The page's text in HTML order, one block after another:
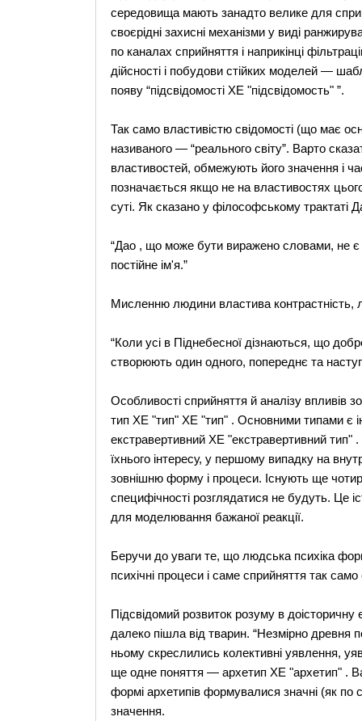
середовища мають занадто велике для
своєрідні захисні механізми у виді
по каналах сприйняття і наприкінці
дійсності і побудови стійких моделей —
появу “підсвідомості XE "підсвідомость" ”.
Так само властивістю свідомості (що має
називаного — “реального світу”. Варто
властивостей, обмежують його значення і
позначається якщо не на властивостях
суті. Як сказано у філософському трактаті
“Дао , що може бути виражено словами, не
постійне ім'я.”
Мисленню людини властива контрастність,
“Коли усі в Піднебесної дізнаються, що
створюють один одного, попереднє та
Особливості сприйняття й аналізу впливів
тип XE "тип" XE "тип" . Основними типами є
екстравертивний XE "екстравертивний тип"
їхнього інтересу, у першому випадку на
зовнішню форму і процеси. Існують ще
специфічності розглядатися не будуть. Це
для моделювання бажаної реакції.
Беручи до уваги те, що людська психіка
психічні процеси і саме сприйняття так
Підсвідомий розвиток розуму в
далеко пішла від тварин. “Незмірно древня
ньому скреслились колективні уявлення,
ще одне поняття — архетип XE "архетип" .
формі архетипів формувалися значні (як по
значення.